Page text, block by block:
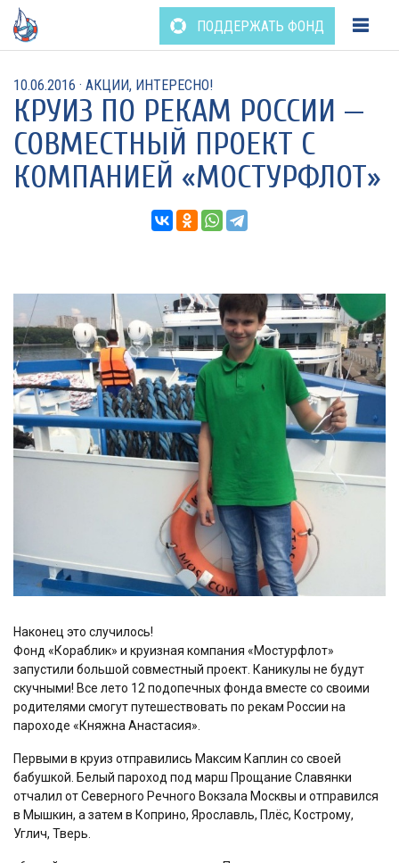
Перейти
содержанию
ПОДДЕРЖАТЬ ФОНД
10.06.2016 · АКЦИИ, ИНТЕРЕСНО!
КРУИЗ ПО РЕКАМ РОССИИ —
СОВМЕСТНЫЙ ПРОЕКТ С
КОМПАНИЕЙ «МОСТУРФЛОТ»
Наконец это случилось!
Фонд «Кораблик» и круизная компания «Мостурфлот»
запустили большой совместный проект. Каникулы не будут
скучными! Все лето 12 подопечных фонда вместе со своими
родителями смогут путешествовать по рекам России на
пароходе «Княжна Анастасия».
Первыми в круиз отправились Максим Каплин со своей
бабушкой. Белый пароход под марш Прощание Славянки
отчалил от Северного Речного Вокзала Москвы и отправился
в Мышкин, а затем в Коприно, Ярославль, Плёс, Кострому,
Углич, Тверь.